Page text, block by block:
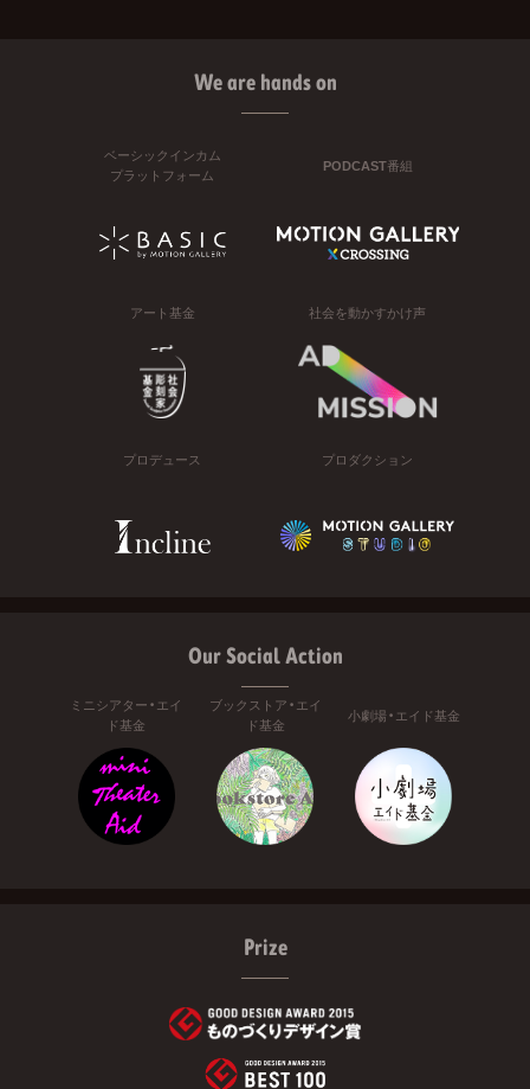
We are hands on
ベーシックインカム
プラットフォーム
PODCAST番組
アート基金 社会を動かすかけ声
プロデュース プロダクション
Our Social Action
ミニシアター・エイ
ド基金
ブックストア・エイ
ド基金
小劇場・エイド基金
Prize